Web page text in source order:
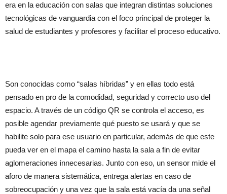
era en la educación con salas que integran distintas soluciones
tecnológicas de vanguardia con el foco principal de proteger la
salud de estudiantes y profesores y facilitar el proceso educativo.
Son conocidas como “salas híbridas” y en ellas todo está
pensado en pro de la comodidad, seguridad y correcto uso del
espacio. A través de un código QR se controla el acceso, es
posible agendar previamente qué puesto se usará y que se
habilite solo para ese usuario en particular, además de que este
pueda ver en el mapa el camino hasta la sala a fin de evitar
aglomeraciones innecesarias. Junto con eso, un sensor mide el
aforo de manera sistemática, entrega alertas en caso de
sobreocupación y una vez que la sala está vacía da una señal